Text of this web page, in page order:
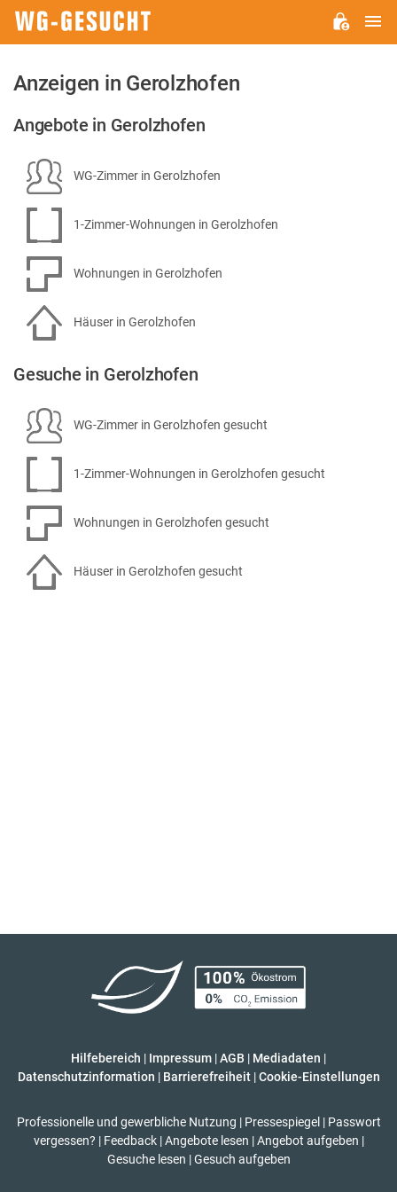
Anzeigen in Gerolzhofen
Angebote in Gerolzhofen
WG-Zimmer in Gerolzhofen
1-Zimmer-Wohnungen in Gerolzhofen
Wohnungen in Gerolzhofen
Häuser in Gerolzhofen
Gesuche in Gerolzhofen
WG-Zimmer in Gerolzhofen gesucht
1-Zimmer-Wohnungen in Gerolzhofen gesucht
Wohnungen in Gerolzhofen gesucht
Häuser in Gerolzhofen gesucht
Hilfebereich | Impressum |AGB | Mediadaten |
Datenschutzinformation | Barrierefreiheit | Cookie-Einstellungen
Professionelle und gewerbliche Nutzung | Pressespiegel | Passwort
vergessen? | Feedback | Angebote lesen | Angebot aufgeben |
Gesuche lesen | Gesuch aufgeben